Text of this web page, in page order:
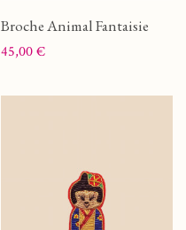
Broche Animal Fantaisie
Prix
45,00 €